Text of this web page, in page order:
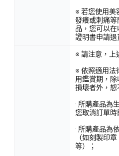
※ 若您使用美
發癢或刺痛
品，您可以
證明書申請退
※ 請注意，上
※ 依照適用法
用鑑賞期，
損壞者外，恕
· 所購產品為
您取消訂單時
· 所購產品為
（如刻製印
等）；